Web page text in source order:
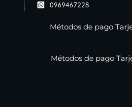
0969467228
Métodos de pago
Métodos de pago